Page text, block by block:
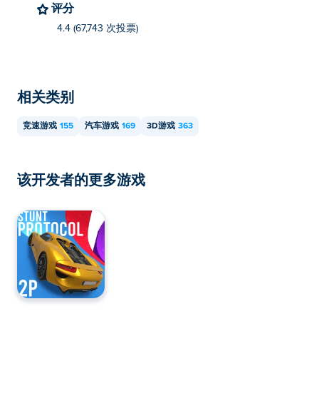
评分
4.4 (67,743 次投票)
相关类别
竞速游戏 155 汽车游戏 169 3D游戏 363
该开发者的更多游戏